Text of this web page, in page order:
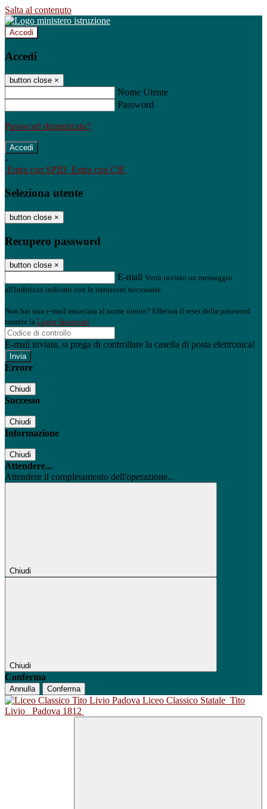
Salta al contenuto
Accedi
Accedi
button close ×
Nome Utente
Password
Password dimenticata?
-
Entra con SPID Entra con CIE
Seleziona utente
button close ×
Recupero password
button close ×
E-mail Verrà inviato un messaggio
all'indirizzo indicato con le istruzioni necessarie.
Non hai una e-mail associata al nome utente? Effettua il reset della password
tramite la Login Spaggiari
E-mail inviata, si prega di controllare la casella di posta elettronica!
Errore
Chiudi
Successo
Chiudi
Informazione
Chiudi
Attendere...
Attendere il completamento dell'operazione...
Chiudi
Chiudi
Conferma
Annulla Conferma
Liceo Classico Statale Tito
Livio
Padova 1812